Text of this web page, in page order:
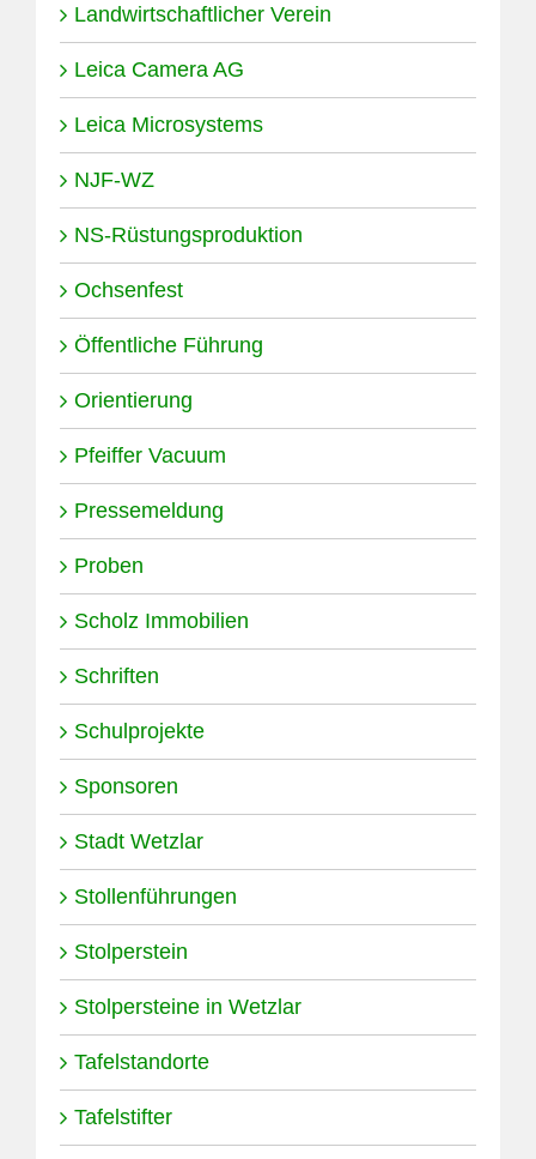
Landwirtschaftlicher Verein
Leica Camera AG
Leica Microsystems
NJF-WZ
NS-Rüstungsproduktion
Ochsenfest
Öffentliche Führung
Orientierung
Pfeiffer Vacuum
Pressemeldung
Proben
Scholz Immobilien
Schriften
Schulprojekte
Sponsoren
Stadt Wetzlar
Stollenführungen
Stolperstein
Stolpersteine in Wetzlar
Tafelstandorte
Tafelstifter